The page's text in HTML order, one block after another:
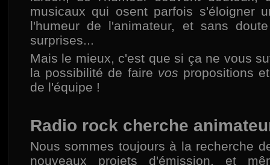
musicaux qui osent parfois s'éloigner
l'humeur de l'animateur, et sans
surprises...
Mais le mieux, c'est que si ça ne vous
la possibilité de faire vos propositions
de l'équipe !
Radio rock cherche
Nous sommes toujours à la recherche
nouveaux projets d'émission, et